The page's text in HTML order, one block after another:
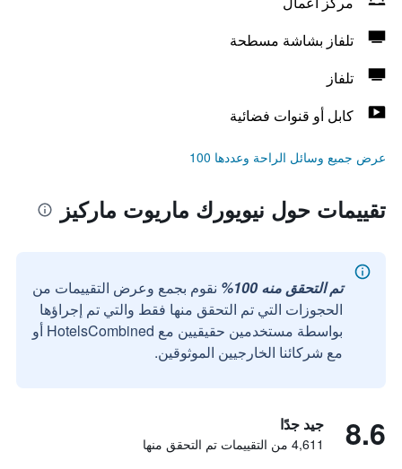
تلفاز بشاشة مسطحة
تلفاز
كابل أو قنوات فضائية
عرض جميع وسائل الراحة وعددها 100
تقييمات حول نيويورك ماريوت ماركيز
تم التحقق منه 100%
نقوم بجمع وعرض التقييمات من
الحجوزات التي تم التحقق منها فقط والتي تم إجراؤها
بواسطة مستخدمين حقيقيين مع HotelsCombined أو
مع شركائنا الخارجيين الموثوقين.
8.6 جيد جدًا
4,611 من التقييمات تم التحقق منها